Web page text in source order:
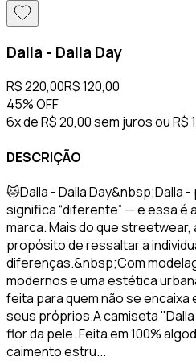
Dalla - Dalla Day
R$ 220,00R$ 120,00
45%OFF
6x de R$ 20,00 sem jurosouR$
DESCRIÇÃO
🐱Dalla - Dalla Day&nbsp;Dalla
significa “diferente” — e essa é
marca. Mais do que streetwear,
propósito de ressaltar a
diferenças.&nbsp;Com
modernos e uma estética
feita para quem não se encaixa
seus próprios.A camiseta
flor da pele. Feita em 100%
caimento estru...